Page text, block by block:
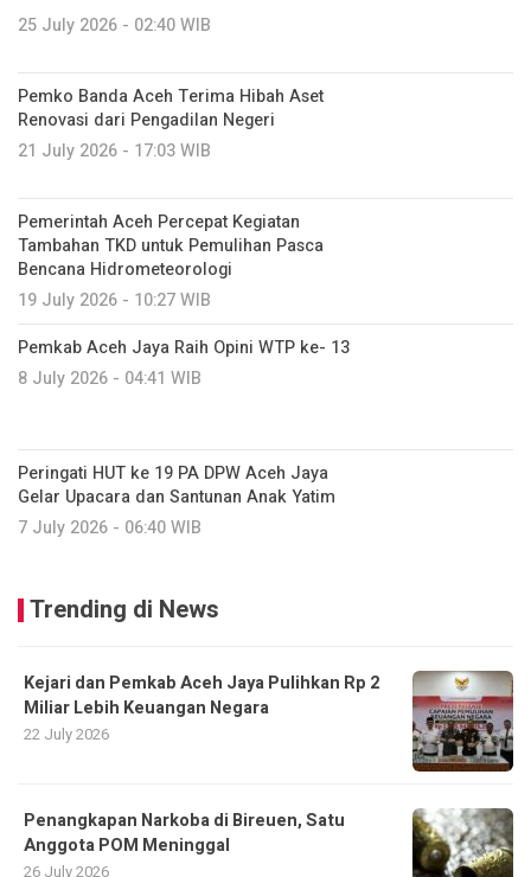
25 July 2026 - 02:40 WIB
Pemko Banda Aceh Terima Hibah Aset
Renovasi dari Pengadilan Negeri
21 July 2026 - 17:03 WIB
Pemerintah Aceh Percepat Kegiatan
Tambahan TKD untuk Pemulihan Pasca
Bencana Hidrometeorologi
19 July 2026 - 10:27 WIB
Pemkab Aceh Jaya Raih Opini WTP ke- 13
8 July 2026 - 04:41 WIB
Peringati HUT ke 19 PA DPW Aceh Jaya
Gelar Upacara dan Santunan Anak Yatim ‎
7 July 2026 - 06:40 WIB
Trending di News
Kejari dan Pemkab Aceh Jaya Pulihkan Rp 2
Miliar Lebih Keuangan Negara
22 July 2026
Penangkapan Narkoba di Bireuen, Satu
Anggota POM Meninggal
26 July 2026